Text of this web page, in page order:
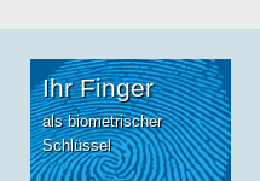
Ihr Finger
als biometrischer
Schlüssel